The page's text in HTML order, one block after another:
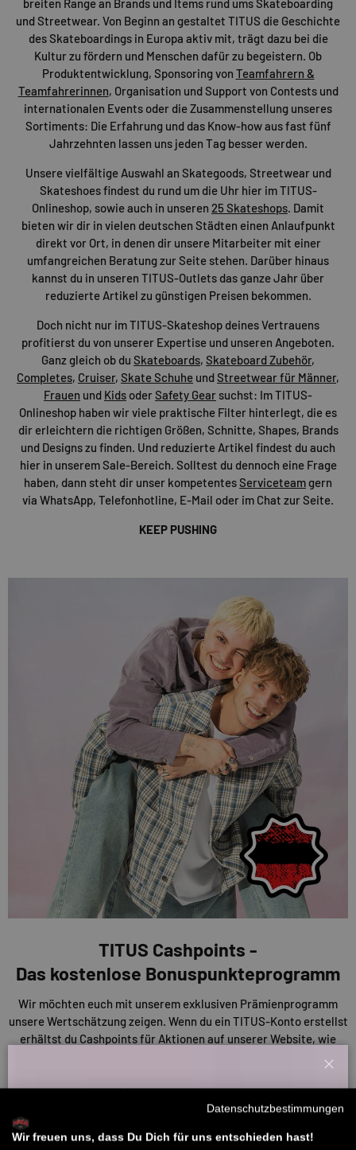
breiten Range an Brands und Items rund ums Skateboarding
und Streetwear. Von Beginn an gestaltet TITUS die Geschichte
des Skateboardings in Europa aktiv mit, trägt dazu bei die
Kultur zu fördern und Menschen dafür zu begeistern. Ob
Produktentwicklung, Sponsoring von Teamfahrern &
Teamfahrerinnen, Organisation und Support von Contests und
internationalen Events oder die Zusammenstellung unseres
Sortiments: Die Erfahrung und das Know-how aus fast fünf
Jahrzehnten lassen uns jeden Tag besser werden.
Unsere vielfältige Auswahl an Skategoods, Streetwear und
Skateshoes findest du rund um die Uhr hier im TITUS-
Onlineshop, sowie auch in unseren 25 Skateshops. Damit
bieten wir dir in vielen deutschen Städten einen Anlaufpunkt
direkt vor Ort, in denen dir unsere Mitarbeiter mit einer
umfangreichen Beratung zur Seite stehen. Darüber hinaus
kannst du in unseren TITUS-Outlets das ganze Jahr über
reduzierte Artikel zu günstigen Preisen bekommen.
Doch nicht nur im TITUS-Skateshop deines Vertrauens
profitierst du von unserer Expertise und unseren Angeboten.
Ganz gleich ob du Skateboards, Skateboard Zubehör,
Completes, Cruiser, Skate Schuhe undStreetwear für Männer,
Frauen und Kids oderSafety Gear suchst: Im TITUS-
Onlineshop haben wir viele praktische Filter hinterlegt, die es
dir erleichtern die richtigen Größen, Schnitte, Shapes, Brands
und Designs zu finden. Und reduzierte Artikel findest du auch
hier in unserem Sale-Bereich. Solltest du dennoch eine Frage
haben, dann steht dir unser kompetentesServiceteamgern
via WhatsApp, Telefonhotline, E-Mail oder im Chat zur Seite.
KEEP PUSHING
TITUS Cashpoints -
Das kostenlose Bonuspunkteprogramm
Wir möchten euch mit unserem exklusiven Prämienprogramm
unsere Wertschätzung zeigen. Wenn du ein TITUS-Konto erstellst
erhältst du Cashpoints für Aktionen auf unserer Website, wie
mehr du also sammelst, desto mehr sparst du!
ENTDECKE UNSERE CASHPOINTS
Willkommensbonus
Willkommens-Rabattcode direkt per Mail zugeschickt.
Datenschutzbestimmungen
Wir freuen uns, dass Du Dich für uns entschieden hast!